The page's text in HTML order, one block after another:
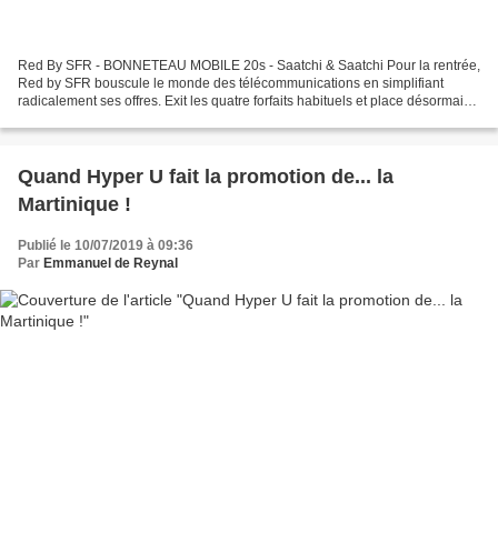
Red By SFR - BONNETEAU MOBILE 20s - Saatchi & Saatchi Pour la rentrée,
Red by SFR bouscule le monde des télécommunications en simplifiant
radicalement ses offres. Exit les quatre forfaits habituels et place désormais
Quand Hyper U fait la promotion de... la
Martinique !
Publié le 10/07/2019 à 09:36
Par Emmanuel de Reynal